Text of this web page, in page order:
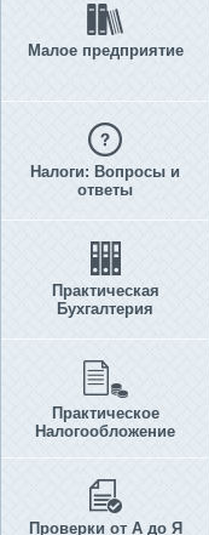
Малое предприятие
Налоги: Вопросы и
ответы
Практическая
Бухгалтерия
Практическое
Налогообложение
Проверки от А до Я